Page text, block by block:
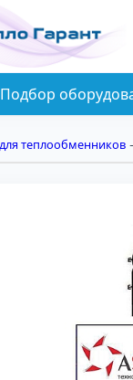
Подбор
теплообменников